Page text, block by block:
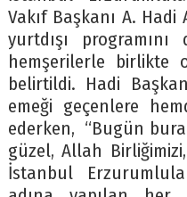
Vakıf Başkanı A.
yurtdışı
hemşerilerle birlikte
belirtildi. Hadi
emeği geçenlere
ederken, “Bugün
güzel, Allah
İstanbul